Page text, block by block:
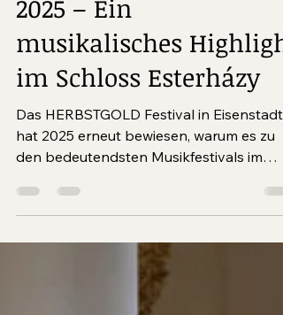
HERBSTGOLD Festival
2025 – Ein
musikalisches Highlight
im Schloss Esterházy
Das HERBSTGOLD Festival in Eisenstadt
den bedeutendsten Musikfestivals im
Burgenland zählt und einen festen Platz
österreichischen Kulturkalender hat.
dem Motto „Ekstase“ begeisterte das
Festival mit einem vielfältigen Programm
aus Klassik, Jazz und Kunst.